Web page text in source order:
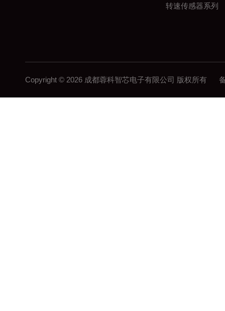
转速传感器系列
Copyright © 2026 成都蓉科智芯电子有限公司 版权所有